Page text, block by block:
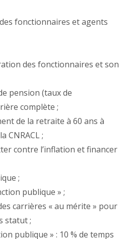
fonctionnaires et agents
des fonctionnaires et son
pension (taux de
complète ;
de la retraite à 60 ans à
CNRACL ;
contre l’inflation et financer
;
publique » ;
carrières « au mérite » pour
statut ;
publique » : 10 % de temps